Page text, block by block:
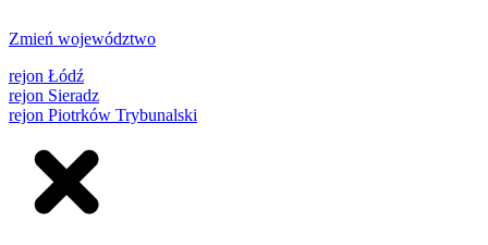
Zmień województwo
rejon Łódź
rejon Sieradz
rejon Piotrków Trybunalski